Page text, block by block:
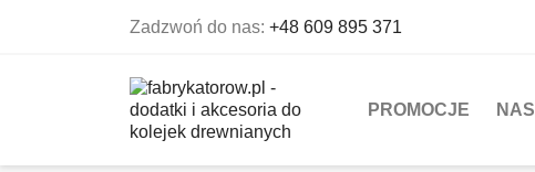
Zadzwoń do nas: +48 609 895 371
PROMOCJE